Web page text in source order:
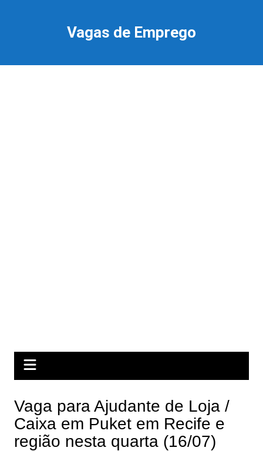
Vagas de Emprego
Vaga para Ajudante de Loja /
Caixa em Puket em Recife e
região nesta quarta (16/07)